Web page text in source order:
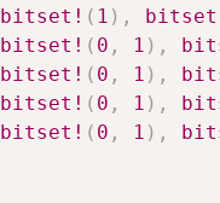
bitset! ( 1 ) ,
bitset! ( 0 , 1 ) ,
bitset! ( 0 , 1 ) ,
bitset! ( 0 , 1 ) ,
bitset! ( 0 , 1 ) ,